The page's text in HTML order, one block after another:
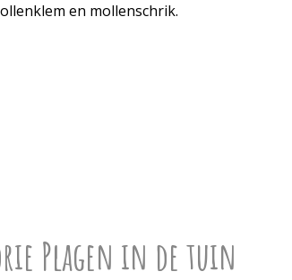
en mollenschrik.
Plagen in de tuin